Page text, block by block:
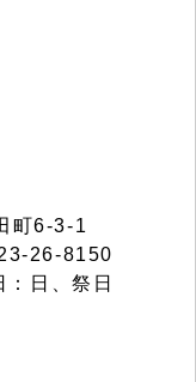
町6-3-1
26-8150
日、祭日